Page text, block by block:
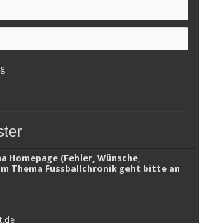
Homepage (Fehler, Wünsche,
Thema Fussballchronik geht bitte an